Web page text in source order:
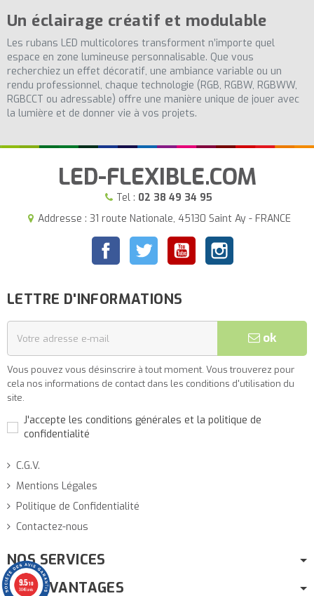
(1 avis)
Un éclairage créatif et modulable
Les rubans LED multicolores transforment n’importe quel
espace en zone lumineuse personnalisable. Que vous
recherchiez un effet décoratif, une ambiance variable ou un
rendu professionnel, chaque technologie (RGB, RGBW, RGBWW,
RGBCCT ou adressable) offre une manière unique de jouer avec
la lumière et de donner vie à vos projets.
LED-FLEXIBLE.COM
Tel : 02 38 49 34 95
Addresse : 31 route Nationale, 45130 Saint Ay - FRANCE
FacebookTwitter YouTubeInstagram
LETTRE D'INFORMATIONS
ok
Vous pouvez vous désinscrire à tout moment. Vous trouverez pour
cela nos informations de contact dans les conditions d'utilisation du
site.
J'accepte les conditions générales et la politique de
confidentialité
C.G.V.
Mentions Légales
Politique de Confidentialité
Contactez-nous
NOS SERVICES
NOS AVANTAGES
9.5/10
3046 avis